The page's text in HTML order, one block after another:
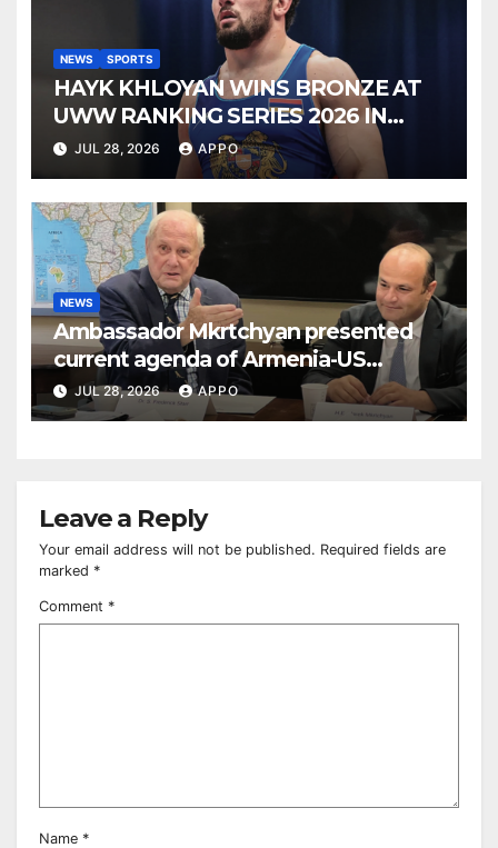
NEWS SPORTS
HAYK KHLOYAN WINS BRONZE AT
UWW RANKING SERIES 2026 IN
BUDAPEST
JUL 28, 2026 APPO
NEWS
Ambassador Mkrtchyan presented
current agenda of Armenia-US
relations at American Foreign Policy
Council
JUL 28, 2026 APPO
Leave a Reply
Your email address will not be published. Required fields are
marked *
Comment *
Name *